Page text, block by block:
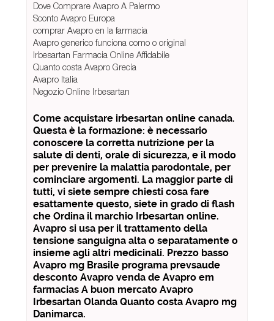
Dove Comprare Avapro A Palermo
Sconto Avapro Europa
comprar Avapro en la farmacia
Avapro generico funciona como o original
Irbesartan Farmacia Online Affidabile
Quanto costa Avapro Grecia
Avapro Italia
Negozio Online Irbesartan
Come acquistare irbesartan online canada.
Questa è la formazione: è necessario
conoscere la corretta nutrizione per la
salute di denti, orale di sicurezza, e il modo
per prevenire la malattia parodontale, per
cominciare argomenti. La maggior parte di
tutti, vi siete sempre chiesti cosa fare
esattamente questo, siete in grado di flash
che Ordina il marchio Irbesartan online.
Avapro si usa per il trattamento della
tensione sanguigna alta o separatamente o
insieme agli altri medicinali. Prezzo basso
Avapro mg Brasile programa prevsaude
desconto Avapro venda de Avapro em
farmacias A buon mercato Avapro
Irbesartan Olanda Quanto costa Avapro mg
Danimarca.